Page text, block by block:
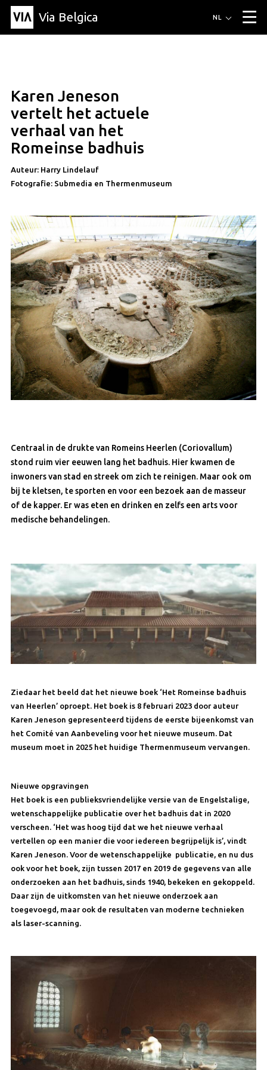
Via Belgica ▼
Educatie
Vrienden
Over Via Belgica
Over Via Belgica
Onderzoek
Educatie
Vrienden
De gids
Organisatie
Contact
Pers
Gemeentes
NL
artikel
Karen Jeneson
vertelt het actuele
verhaal van het
Romeinse badhuis
Auteur: Harry Lindelauf
Fotografie: Submedia en Thermenmuseum
Centraal in de drukte van Romeins Heerlen (Coriovallum)
stond ruim vier eeuwen lang het badhuis. Hier kwamen de
inwoners van stad en streek om zich te reinigen. Maar ook om
bij te kletsen, te sporten en voor een bezoek aan de masseur
of de kapper. Er was eten en drinken en zelfs een arts voor
medische behandelingen.
Ziedaar het beeld dat het nieuwe boek ‘Het Romeinse badhuis
van Heerlen’ oproept. Het boek is 8 februari 2023 door auteur
Karen Jeneson gepresenteerd tijdens de eerste bijeenkomst van
het Comité van Aanbeveling voor het nieuwe museum. Dat
museum moet in 2025 het huidige Thermenmuseum vervangen.
Nieuwe opgravingen
Het boek is een publieksvriendelijke versie van de Engelstalige,
wetenschappelijke publicatie over het badhuis dat in 2020
verscheen. ‘Het was hoog tijd dat we het nieuwe verhaal
vertellen op een manier die voor iedereen begrijpelijk is’, vindt
Karen Jeneson. Voor de wetenschappelijke publicatie, en nu dus
ook voor het boek, zijn tussen 2017 en 2019 de gegevens van alle
onderzoeken aan het badhuis, sinds 1940, bekeken en gekoppeld.
Daar zijn de uitkomsten van het nieuwe onderzoek aan
toegevoegd, maar ook de resultaten van moderne technieken
als laser-scanning.